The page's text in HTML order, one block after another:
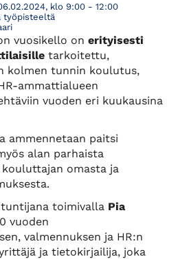
klo 9:00 - 12:00
työpisteeltä
vuosikello on erityisesti
tarkoitettu,
kolmen tunnin koulutus,
ammattialueen
vuoden eri kuukausina
ammennetaan paitsi
alan parhaista
omasta ja
toimivalla Pia
vuoden
valmennuksen ja HR:n
ja tietokirjailija, joka